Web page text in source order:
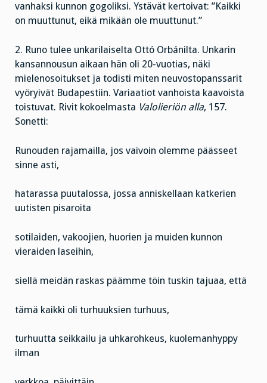
vanhaksi kunnon gogoliksi. Ystävät kertoivat: ”Kaikki
on muuttunut, eikä mikään ole muuttunut.”
2. Runo tulee unkarilaiselta Ottó Orbánilta. Unkarin
kansannousun aikaan hän oli 20-vuotias, näki
mielenosoitukset ja todisti miten neuvostopanssarit
vyöryivät Budapestiin. Variaatiot vanhoista kaavoista
toistuvat. Rivit kokoelmasta Valolieriön alla, 157.
Sonetti:
Runouden rajamailla, jos vaivoin olemme päässeet
sinne asti,
hatarassa puutalossa, jossa anniskellaan katkerien
uutisten pisaroita
sotilaiden, vakoojien, huorien ja muiden kunnon
vieraiden laseihin,
siellä meidän raskas päämme töin tuskin tajuaa, että
tämä kaikki oli turhuuksien turhuus,
turhuutta seikkailu ja uhkarohkeus, kuolemanhyppy
ilman